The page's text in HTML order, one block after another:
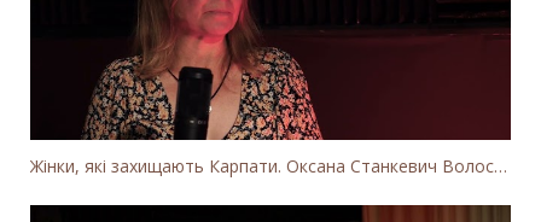
Жінки, які захищають Карпати. Оксана Станкевич Волосянчук про вітряки на високогір'ї Карпат